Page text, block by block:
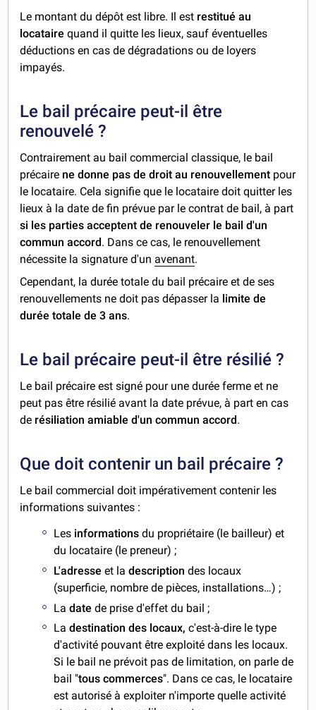
Le montant du dépôt est libre. Il est restitué au
locataire quand il quitte les lieux, sauf éventuelles
déductions en cas de dégradations ou de loyers
impayés.
Le bail précaire peut-il être
renouvelé ?
Contrairement au bail commercial classique, le bail
précaire ne donne pas de droit au renouvellement pour
le locataire. Cela signifie que le locataire doit quitter les
lieux à la date de fin prévue par le contrat de bail, à part
si les parties acceptent de renouveler le bail d'un
commun accord. Dans ce cas, le renouvellement
nécessite la signature d'un avenant.
Cependant, la durée totale du bail précaire et de ses
renouvellements ne doit pas dépasser la limite de
durée totale de 3 ans.
Le bail précaire peut-il être résilié ?
Le bail précaire est signé pour une durée ferme et ne
peut pas être résilié avant la date prévue, à part en cas
de résiliation amiable d'un commun accord.
Que doit contenir un bail précaire ?
Le bail commercial doit impérativement contenir les
informations suivantes :
Les informationsdu propriétaire (le bailleur) et
du locataire (le preneur) ;
L'adresseet ladescriptiondes locaux
(superficie, nombre de pièces, installations…) ;
Ladatede prise d'effet du bail ;
Ladestination des locaux,c'est-à-dire le type
d'activité pouvant être exploité dans les locaux.
Si le bail ne prévoit pas de limitation, on parle de
bail "tous commerces". Dans ce cas, le locataire
est autorisé à exploiter n'importe quelle activité